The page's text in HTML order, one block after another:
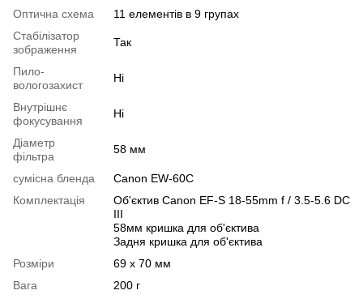
Оптична схема
11 елементів в 9 групах
Стабілізатор
зображення
Так
Пило-
вологозахист
Ні
Внутрішнє
фокусування
Ні
Діаметр
фільтра
58 мм
сумісна бленда
Canon EW-60C
Комплектація
Об'єктив Canon EF-S 18-55mm f / 3.5-5.6 DC
III
58мм кришка для об'єктива
Задня кришка для об'єктива
Розміри
69 x 70 мм
Вага
200 г